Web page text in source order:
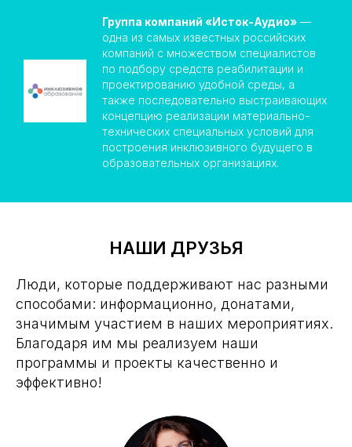
Группа компаний «Исток-Аудио» —
одна из самых известных российских
компаний с множеством специалистов
по подбору средств реабилитации и
проектированию удобной среды, а
также последовательно выстраивающих
концепцию реализации материально-
технических специальных условий для
построения инклюзивного будущего в
образовательных организациях.
НАШИ ДРУЗЬЯ
Люди, которые поддерживают нас разными
способами: информационно, донатами,
значимым участием в наших мероприятиях.
Благодаря им мы реализуем наши
программы и проекты качественно и
эффективно!